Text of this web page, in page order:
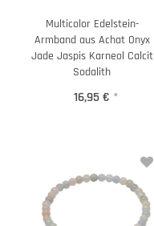
Multicolor Edelstein-
Armband aus Achat Onyx
Jade Jaspis Karneol Calcit
Sodalith
16,95 € *